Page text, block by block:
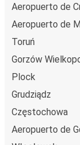
Aeropuerto de
Aeropuerto de
Toruń
Gorzów
Plock
Grudziądz
Częstochowa
Aeropuerto de